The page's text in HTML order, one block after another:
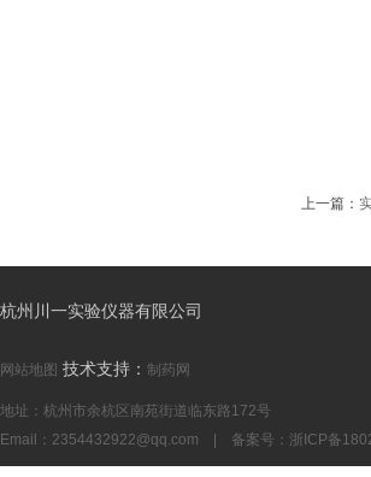
上一篇：
杭州川一实验仪器有限公司
网站地图 技术支持： 制药网
地址：杭州市余杭区南苑街道临东路172号
Email： 2354432922@qq.com | 备案号： 浙ICP备